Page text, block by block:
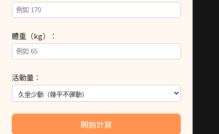
體重（kg）：
活動量：
開始計算